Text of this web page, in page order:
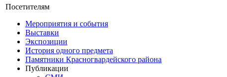
Посетителям
Мероприятия и события
Выставки
Экспозиции
История одного предмета
Памятники Красногвардейского района
Публикации